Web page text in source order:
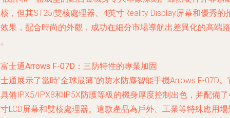
，但其ST25i雙核處理器、4英寸Reality Display屏幕和優秀的
果，配合時尚的外觀，成功在細分市場導航出差異化的高端路
富士通Arrows F-07D ：三防特性的專業加固
通展示了當時"全球最薄"的防水防塵智能手機Arrows F-07D。
備IPX5/IPX8和IP5X防護等級的機身厚度控制出色，并配備
LCD屏幕和雙核處理器。這款產品為戶外、工業等特殊應用場